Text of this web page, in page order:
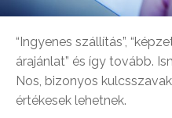
“Ingyenes szállítás”,
árajánlat” és így tovább.
Nos, bizonyos
értékesek lehetnek.